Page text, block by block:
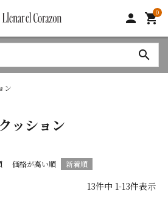
person 0
shopping_cart
search
ン
クッション
価格が高い順 新着順
13件中 1-13件表示